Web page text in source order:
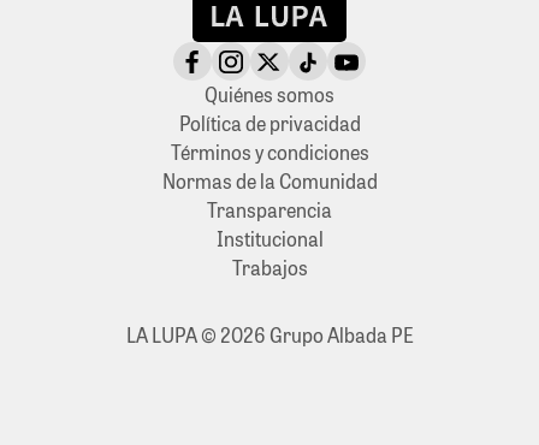
Quiénes somos
Política de privacidad
Términos y condiciones
Normas de la Comunidad
Transparencia
Institucional
Trabajos
LA LUPA © 2026 Grupo Albada PE